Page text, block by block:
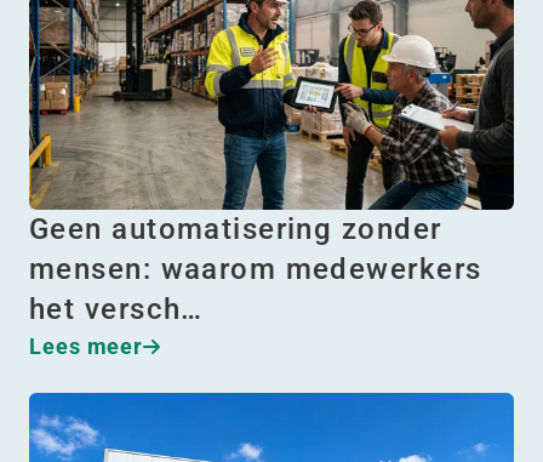
Geen automatisering zonder
mensen: waarom medewerkers
het versch…
Lees meer